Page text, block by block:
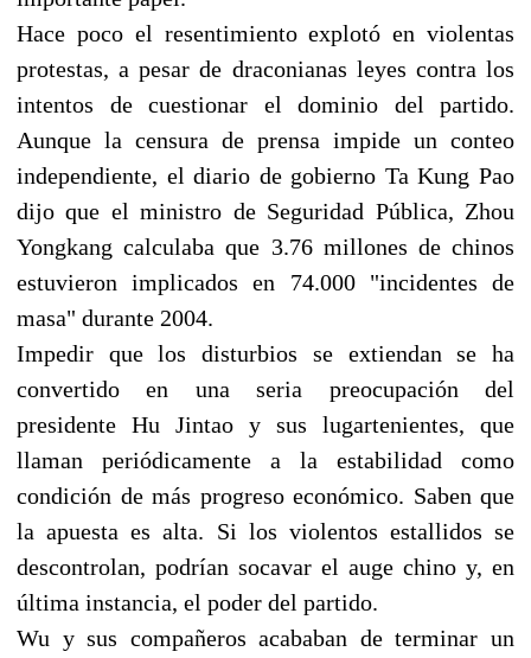
Hace poco el resentimiento explotó en violentas
protestas, a pesar de draconianas leyes contra los
intentos de cuestionar el dominio del partido.
Aunque la censura de prensa impide un conteo
independiente, el diario de gobierno Ta Kung Pao
dijo que el ministro de Seguridad Pública, Zhou
Yongkang calculaba que 3.76 millones de chinos
estuvieron implicados en 74.000 "incidentes de
masa" durante 2004.
Impedir que los disturbios se extiendan se ha
convertido en una seria preocupación del
presidente Hu Jintao y sus lugartenientes, que
llaman periódicamente a la estabilidad como
condición de más progreso económico. Saben que
la apuesta es alta. Si los violentos estallidos se
descontrolan, podrían socavar el auge chino y, en
última instancia, el poder del partido.
Wu y sus compañeros acababan de terminar un